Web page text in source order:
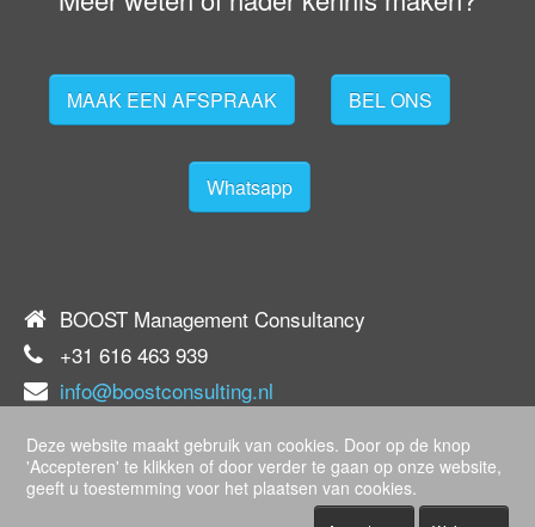
MAAK EEN AFSPRAAK BEL ONS
Whatsapp
BOOST Management Consultancy
+31 616 463 939
info@boostconsulting.nl
Cookies Sitemap
Deze website maakt gebruik van cookies. Door op de knop
'Accepteren' te klikken of door verder te gaan op onze website,
geeft u toestemming voor het plaatsen van cookies.